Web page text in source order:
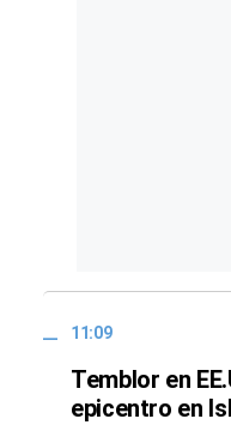
11:09
Temblor en
epicentro en